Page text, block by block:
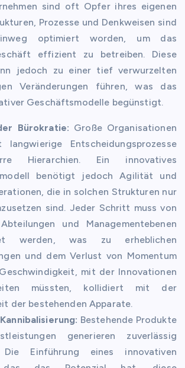
sind oft Opfer ihres eigenen
Prozesse und Denkweisen sind
optimiert worden, um das
effizient zu betreiben. Diese
jedoch zu einer tief verwurzelten
Veränderungen führen, was das
Geschäftsmodelle begünstigt.
Bürokratie: Große Organisationen
Entscheidungsprozesse
Hierarchien. Ein innovatives
benötigt jedoch Agilität und
die in solchen Strukturen nur
sind. Jeder Schritt muss von
und Managementebenen
werden, was zu erheblichen
und dem Verlust von Momentum
mit der Innovationen
müssten, kollidiert mit der
der bestehenden Apparate.
Bestehende Produkte
generieren zuverlässig
Die Einführung eines innovativen